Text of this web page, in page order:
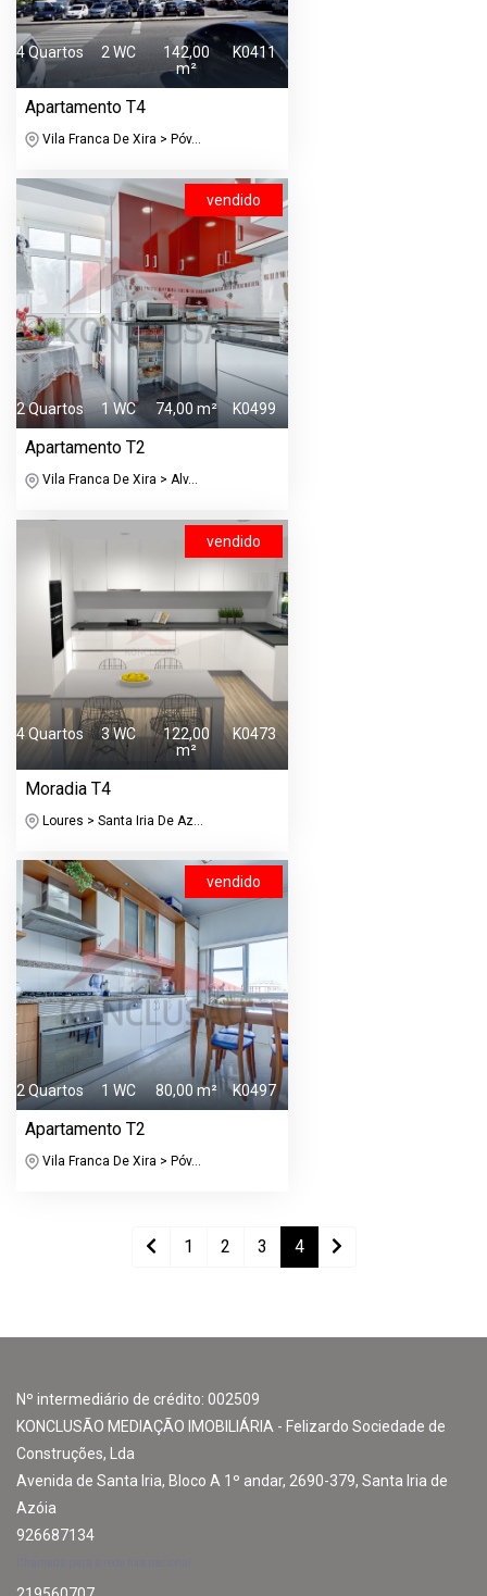
4 Quartos 2 WC
142,00
m²
K0411
Apartamento T4
Vila Franca De Xira > Póv...
vendido
2 Quartos 1 WC 74,00 m² K0499
Apartamento T2
Vila Franca De Xira > Alv...
vendido
4 Quartos 3 WC
122,00
m²
K0473
Moradia T4
Loures > Santa Iria De Az...
vendido
2 Quartos 1 WC 80,00 m² K0497
Apartamento T2
Vila Franca De Xira > Póv...
1 2 3 4
Nº intermediário de crédito: 002509
KONCLUSÃO MEDIAÇÃO IMOBILIÁRIA - Felizardo Sociedade de
Construções, Lda
Avenida de Santa Iria, Bloco A 1º andar, 2690-379, Santa Iria de
Azóia
926687134